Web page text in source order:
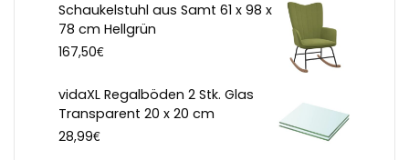
Schaukelstuhl aus Samt 61 x 98 x
78 cm Hellgrün
167,50€
vidaXL Regalböden 2 Stk. Glas
Transparent 20 x 20 cm
28,99€